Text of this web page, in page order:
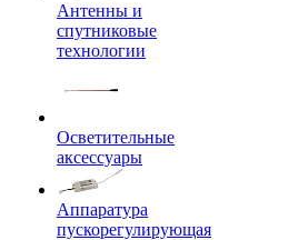
Антенны и
спутниковые
технологии
Осветительные
аксессуары
Аппаратура
пускорегулирующая